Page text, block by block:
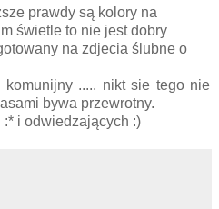
prawdy są kolory na
świetle to nie jest dobry
na zdjecia ślubne o
..... nikt sie tego nie
bywa przewrotny.
i odwiedzających :)